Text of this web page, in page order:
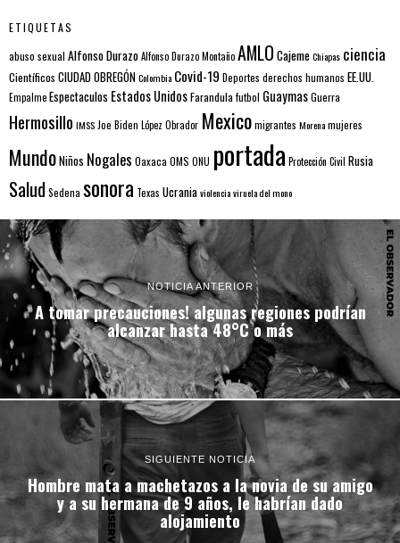
ETIQUETAS
abuso sexual Alfonso DurazoAlfonso Durazo MontañoAMLO CajemeChiapas ciencia
Científicos CIUDAD OBREGÓNColombia Covid-19 Deportes derechos humanos EE.UU.
EmpalmeEspectaculos Estados UnidosFarandulafutbol GuaymasGuerra
Hermosillo IMSS Joe Biden López Obrador Mexicomigrantes Morenamujeres
MundoNiños Nogales Oaxaca OMS ONU portada Protección Civil Rusia
Salud Sedena sonora Texas Ucraniaviolenciaviruela del mono
NOTICIA ANTERIOR
A tomar precauciones! algunas regiones podrían
alcanzar hasta 48°C o más
SIGUIENTE NOTICIA
Hombre mata a machetazos a la novia de su amigo
y a su hermana de 9 años, le habrían dado
alojamiento